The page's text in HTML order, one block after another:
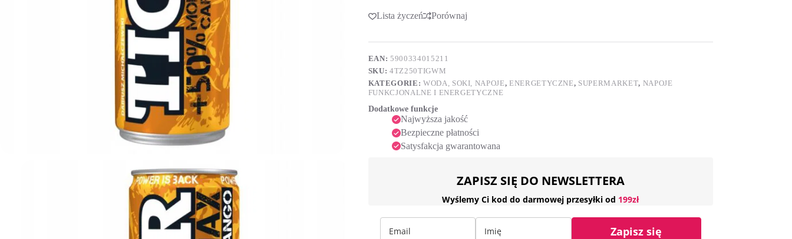
Lista życzeń Porównaj
EAN:5900334015211
SKU:4TZ250TIGWM
KATEGORIE: WODA, SOKI, NAPOJE, ENERGETYCZNE, SUPERMARKET, NAPOJE
FUNKCJONALNE I ENERGETYCZNE
Dodatkowe funkcje
Najwyższa jakość
Bezpieczne płatności
Satysfakcja gwarantowana
ZAPISZ SIĘ DO NEWSLETTERA
Wyślemy Ci kod do darmowej przesyłki od 199zł
Zapisz się